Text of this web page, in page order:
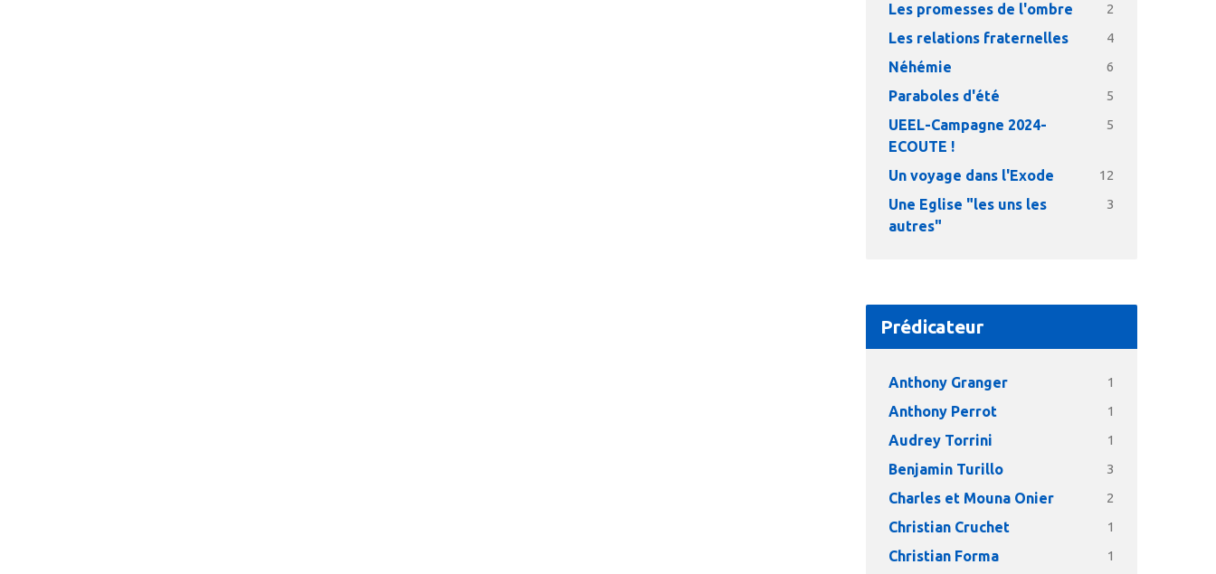
Les promesses de l'ombre 2
Les relations fraternelles 4
Néhémie 6
Paraboles d'été 5
UEEL-Campagne 2024-
ECOUTE !
5
Un voyage dans l'Exode 12
Une Eglise "les uns les
autres"
3
Prédicateur
Anthony Granger 1
Anthony Perrot 1
Audrey Torrini 1
Benjamin Turillo 3
Charles et Mouna Onier 2
Christian Cruchet 1
Christian Forma 1